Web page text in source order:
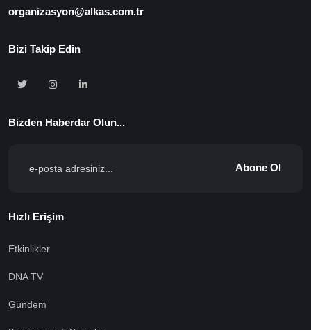
organizasyon@alkas.com.tr
Bizi Takip Edin
Bizden Haberdar Olun...
Abone Ol
Hızlı Erişim
Etkinlikler
DNA TV
Gündem